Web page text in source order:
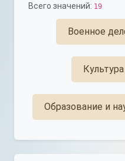
Всего значений: 19
Военное
Культура
Образование и